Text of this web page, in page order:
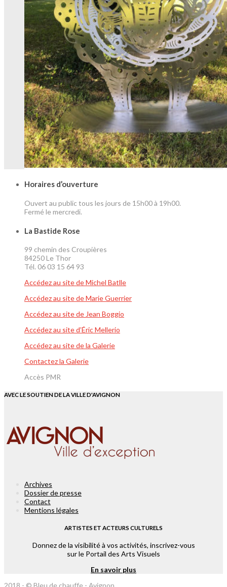
Horaires d’ouverture
Ouvert au public tous les jours de 15h00 à 19h00.
Fermé le mercredi.
La Bastide Rose
99 chemin des Croupières
84250 Le Thor
Tél. 06 03 15 64 93
Accédez au site de Michel Batlle
Accédez au site de Marie Guerrier
Accédez au site de Jean Boggio
Accédez au site d’Éric Mellerio
Accédez au site de la Galerie
Contactez la Galerie
Accès PMR
AVEC LE SOUTIEN DE LA VILLE D'AVIGNON
Archives
Dossier de presse
Contact
Mentions légales
ARTISTES ET ACTEURS CULTURELS
Donnez de la visibilité à vos activités, inscrivez-vous
sur le Portail des Arts Visuels
En savoir plus
2018 - © Bleu de chauffe - Avignon